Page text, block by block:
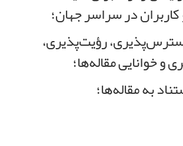
در سراسر جهان؛
رؤیت‌پذیری،
و خوانایی مقاله‌ها؛
به مقاله‌ها؛